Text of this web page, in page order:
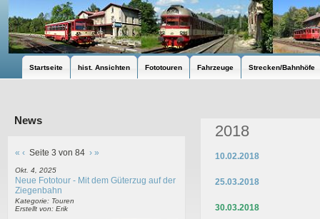
Startseite hist. Ansichten Fototouren Fahrzeuge Strecken/Bahnhöfe
News
« ‹ Seite 3 von 84 › »
Okt. 4, 2025
Neue Fototour - Mit dem Güterzug auf der
Ziegenbahn
Kategorie: Touren
Erstellt von: Erik
2018
25.03.2018
30.03.2018